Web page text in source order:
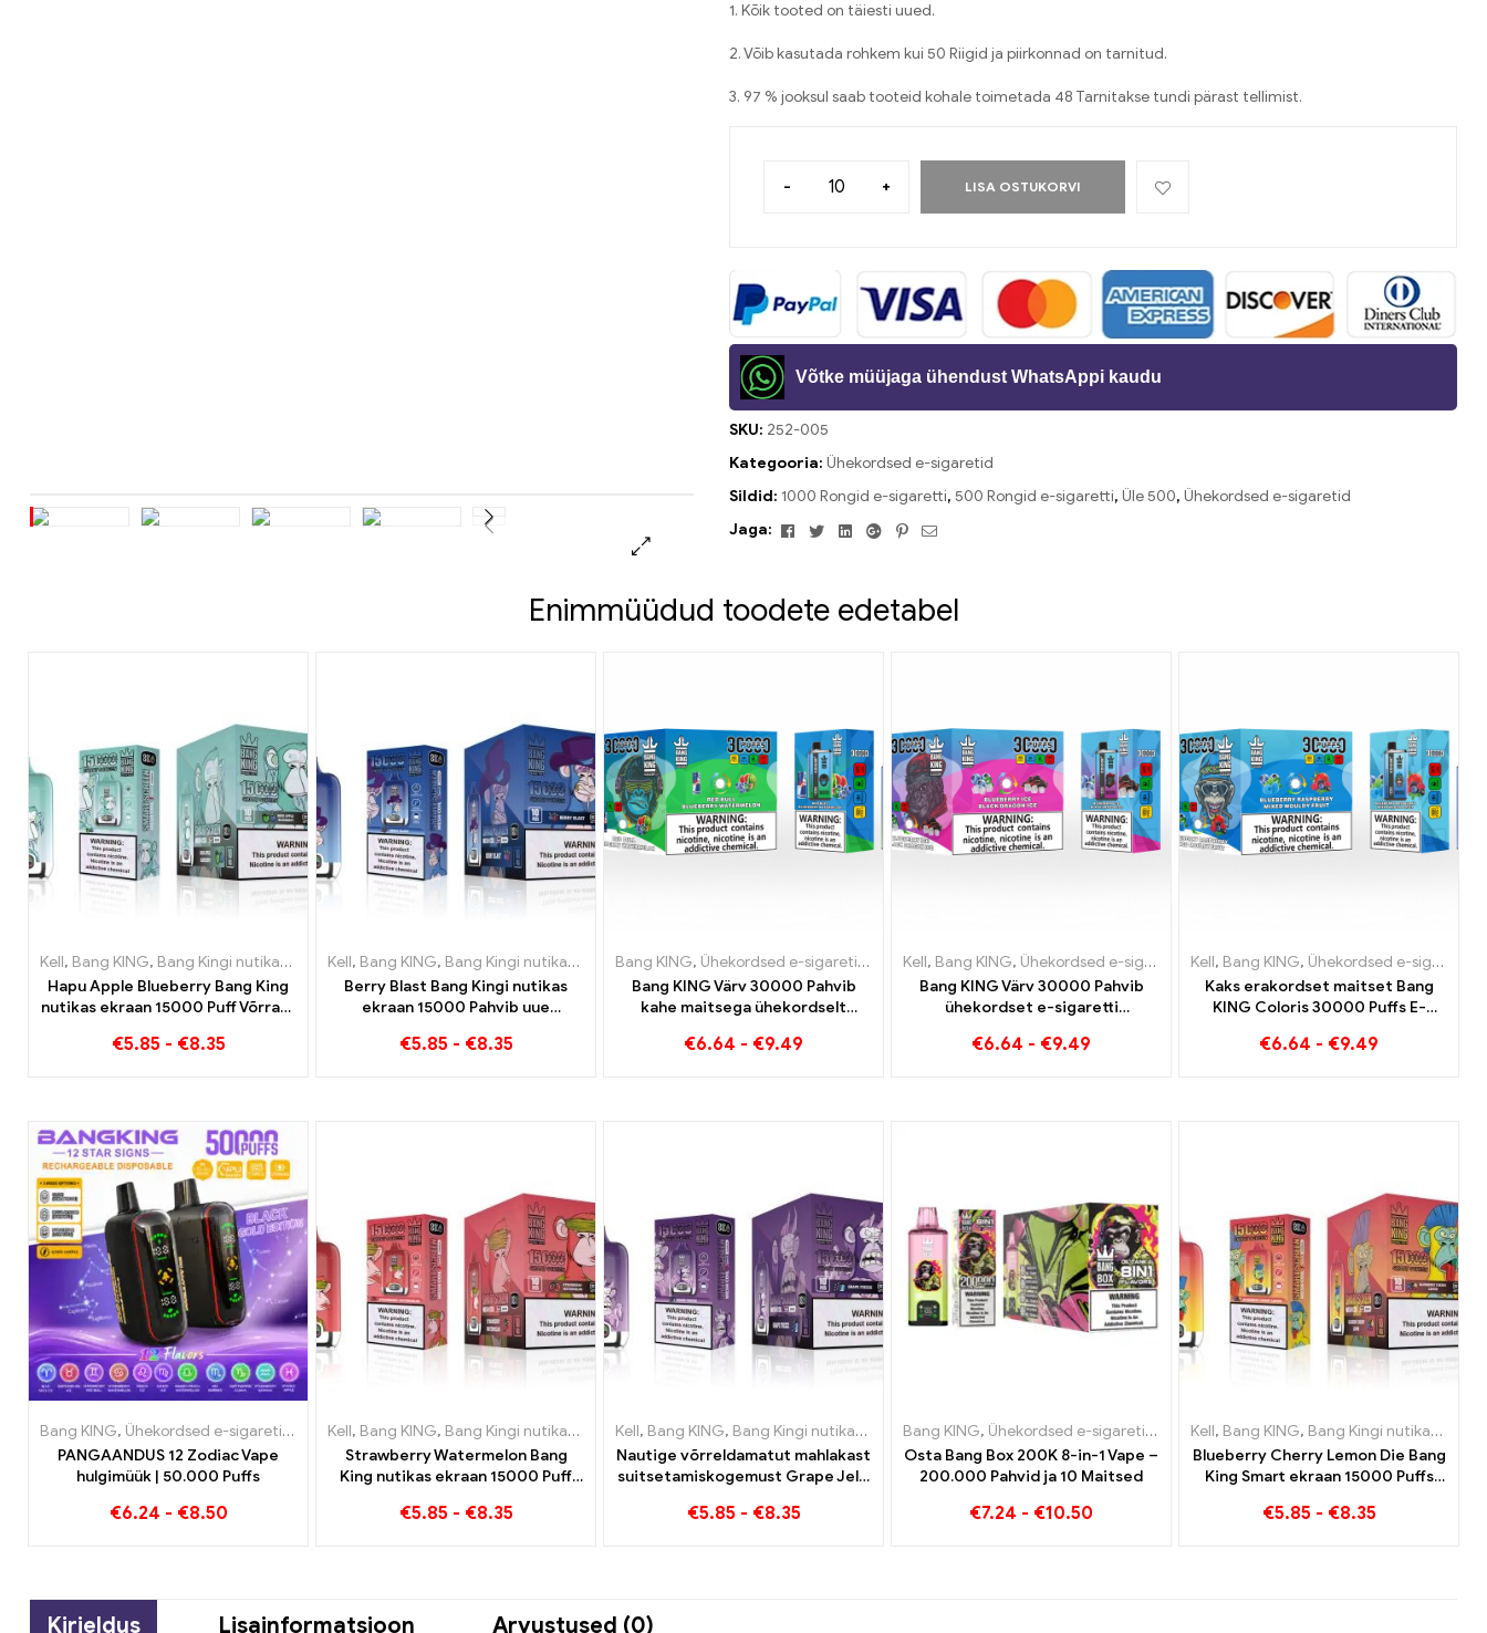
1. Kõik tooted on täiesti uued.
2. Võib kasutada rohkem kui 50 Riigid ja piirkonnad on tarnitud.
3. 97 % jooksul saab tooteid kohale toimetada 48 Tarnitakse tundi pärast tellimist.
- + LISA OSTUKORVI
Võtke müüjaga ühendust WhatsAppi kaudu
SKU: 252-005
Kategooria:Ühekordsed e-sigaretid
Sildid: 1000 Rongid e-sigaretti,500 Rongid e-sigaretti,Üle 500,Ühekordsed e-sigaretid
Jaga:
FacebookTwitterLinkedinGoogle+Pinterest
Meil
Enimmüüdud toodete edetabel
Kell, Bang KING, Bang Kingi nutikas ekraan 15000 Puff ,Ühekordsed e-sigaretid Leedu,Ühekordsed e-sigaretid Luksemburg,Ühekordsed e-sigaretid Holland,Ühekordsed e-sigaretid Austria,Ühekordsed e-
Hapu Apple Blueberry Bang King
nutikas ekraan 15000 Puff Võrratu
maitseid
€5.85 - €8.35
Kell, Bang KING, Bang Kingi nutikas ekraan 15000 Puff ,Ühekordsed e-sigaretid Leedu, Ühekordsed e-sigaretid Luksemburg,Ühekordsed e-sigaretid Holland,
Berry Blast Bang Kingi nutikas
ekraan 15000 Pahvib uue
€5.85 - €8.35
Bang KING, Ühekordsed e-sigaretid Leedu ,Ühekordsed e-sigaretid Luksemburg Ühekordsed e-sigaretid Holland,
Bang KING Värv 30000 Pahvib
kahe maitsega ühekordselt
Watermelon Bubble Gum Sweet
€6.64 - €9.49
Kell, Bang KING, Ühekordsed e-sigaretid Leedu ,Ühekordsed e-sigaretid
Bang KING Värv 30000 Pahvib
ühekordset e-sigaretti
Blueberry Ice ja Black Dragon Ice
€6.64 - €9.49
Kell, Bang KING, Ühekordsed e-sigaretid Leedu
Kaks erakordset maitset Bang
KING Coloris 30000 Puffs E-
segatud ja hallitanud puuviljad
€6.64 - €9.49
Bang KING, Ühekordsed e-sigaretid , Ühekordsed e-sigaretid Belgia, Ühekordsed e-sigaretid Taani
PANGAANDUS 12 Zodiac Vape
hulgimüük | 50.000 Puffs
€6.24 - €8.50
Kell, Bang KING, Bang Kingi nutikas ekraan 15000 Puff ,Ühekordsed e-sigaretid Leedu,Ühekordsed e-sigaretid Luksemburg,Ühekordsed e-sigaretid Holland,
Strawberry Watermelon Bang
King nutikas ekraan 15000 Puff
naudingut
€5.85 - €8.35
Kell, Bang KING, Bang Kingi nutikas ekraan 15000 Puff ,Ühekordsed e-sigaretid Leedu, Ühekordsed e-sigaretid Luksemburg
Nautige võrreldamatut mahlakast
suitsetamiskogemust Grape Jelly
Puff
€5.85 - €8.35
Bang KING, Ühekordsed e-sigaretid , Ühekordsed e-sigaretid Belgia, Ühekordsed
Osta Bang Box 200K 8-in-1 Vape –
200.000 Pahvid ja 10 Maitsed
€7.24 - €10.50
Kell, Bang KING, Bang Kingi nutikas ekraan 15000 Puff
Blueberry Cherry Lemon Die Bang
King Smart ekraan 15000 Puffs
ühekordsest e-sigaretist
€5.85 - €8.35
Kirjeldus Lisainformatsioon Arvustused (0)